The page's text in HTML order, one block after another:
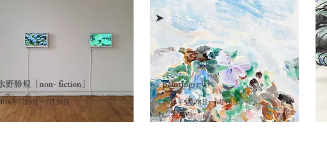
野勝規「non- fiction」
年7月9日－7月31日
➤
paintings: 03
2016年5月28日－6月16日